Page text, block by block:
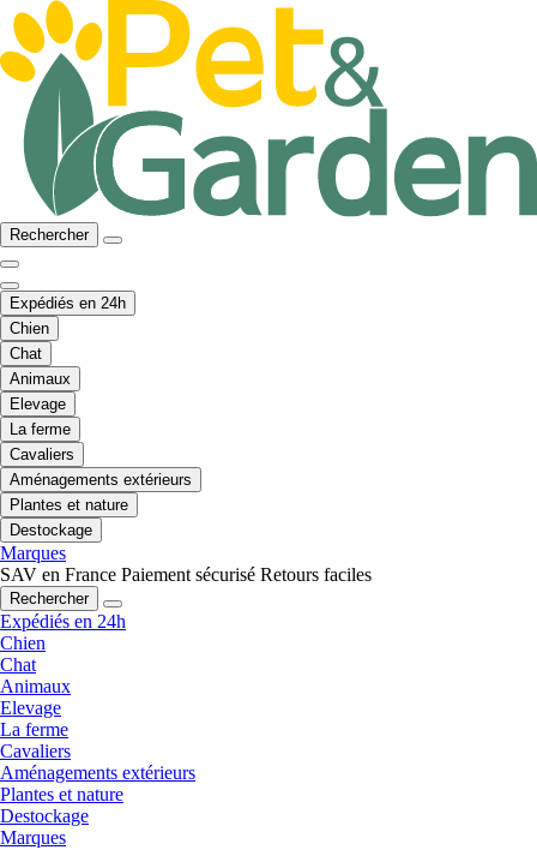
Rechercher
Expédiés en 24h
Chien
Chat
Animaux
Elevage
La ferme
Cavaliers
Aménagements extérieurs
Plantes et nature
Destockage
Marques
SAV en France Paiement sécurisé Retours faciles
Rechercher
Expédiés en 24h
Chien
Chat
Animaux
Elevage
La ferme
Cavaliers
Aménagements extérieurs
Plantes et nature
Destockage
Marques